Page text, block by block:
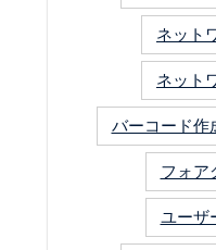
ネット
ネット
バーコード作
フォア
ユーザ